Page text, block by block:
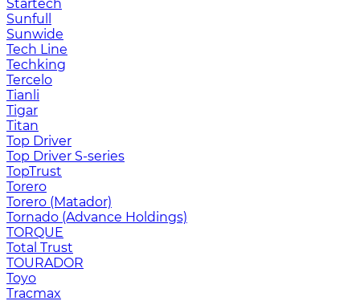
Startech
Sunfull
Sunwide
Tech Line
Techking
Tercelo
Tianli
Tigar
Titan
Top Driver
Top Driver S-series
TopTrust
Torero
Torero (Matador)
Tornado (Advance Holdings)
TORQUE
Total Trust
TOURADOR
Toyo
Tracmax